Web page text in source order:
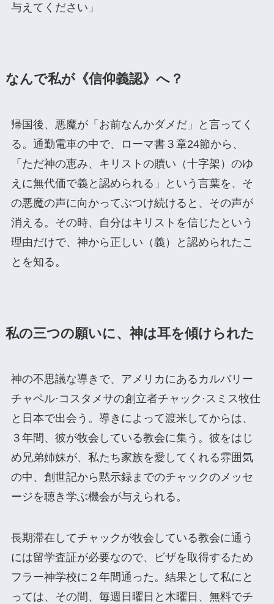
与えてください」
なんで私が《信仰義認》へ？
帰国後、悪魔が「お前なんかダメだ」と言ってく
る。通勤電車の中で、ローマ書３章24節から、
「ただ神の恵み、キリストの贖い（十字架）のゆ
えに無代価で義と認められる」という言葉を、そ
の悪魔の声に向かってぶつけ続けると、その声が
消える。その時、自分はキリストを信じたという
理由だけで、神から正しい（義）と認められたこ
とを知る。
私の三つの願いに、神は耳を傾けられた
神の不思議な導きで、アメリカにあるカルバリー
チャペル·コスタメサの創立者チャック·スミス牧仕
と日本で出会う。導きによって渡米してからは、
３年間、彼が牧会している教会に集う。彼をはじ
め兄弟姉妹が、私たち家族を愛してくれる雰囲気
の中、創世記から黙示録までのチャックのメッセ
ージを聴き学ぶ機会が与えられる。
長期滞在してチャックが牧会している教会に通う
には留学査証が必要なので、ビザを取得するため
フラー神学校に２年間通った。結果として私にと
っては、その間、毎週日曜日と木曜日、無料でチ